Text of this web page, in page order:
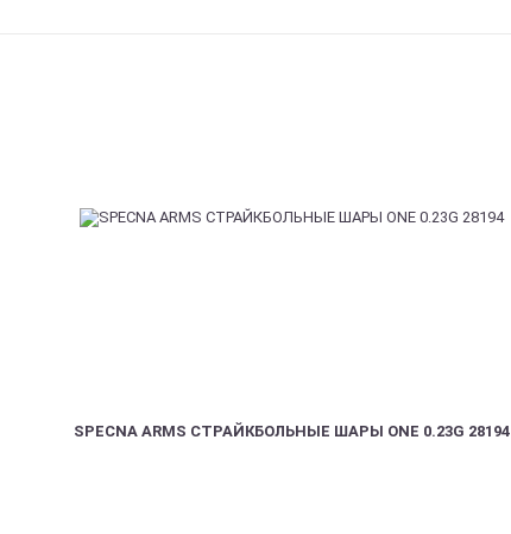
SPECNA ARMS СТРАЙКБОЛЬНЫЕ ШАРЫ ONE 0.23G 28194